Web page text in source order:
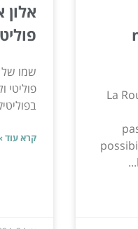
La
שמו של
פוליטי
קרא עוד